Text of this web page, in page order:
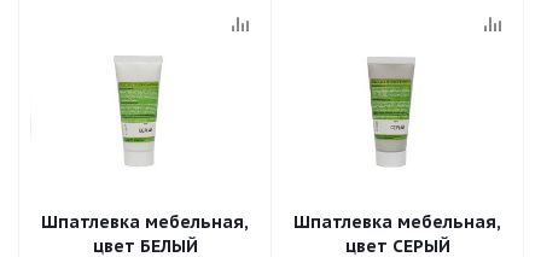
Шпатлевка мебельная,
цвет БЕЛЫЙ
Шпатлевка мебельная,
цвет СЕРЫЙ